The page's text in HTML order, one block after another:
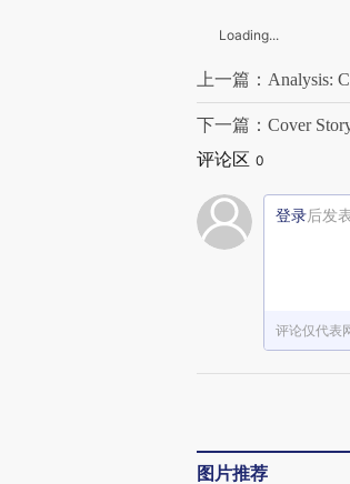
Loading...
上一篇：Analysis:
下一篇：Cover
评论区 0
登录后发
评论仅代表
图片推荐